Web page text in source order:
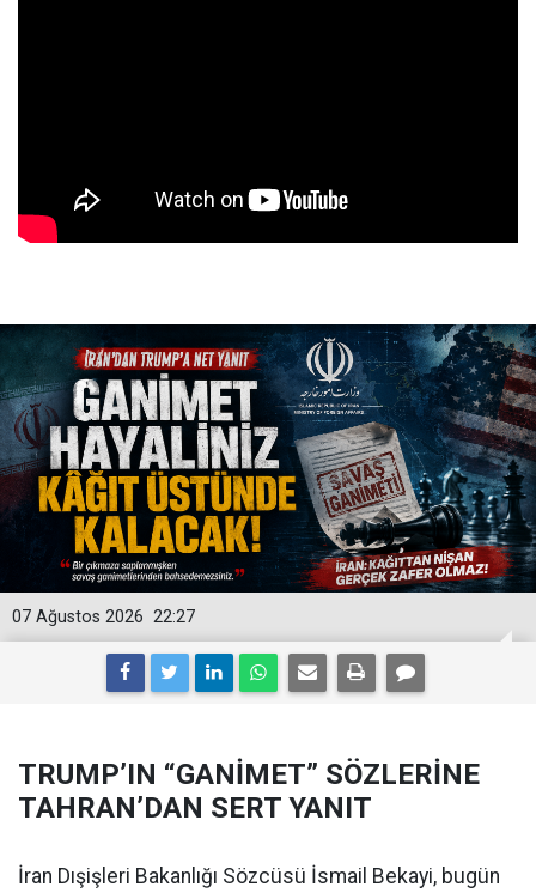
22:27
07 Ağustos 2026
TRUMP’IN “GANİMET” SÖZLERİNE
TAHRAN’DAN SERT YANIT
İran Dışişleri Bakanlığı Sözcüsü İsmail Bekayi, bugün